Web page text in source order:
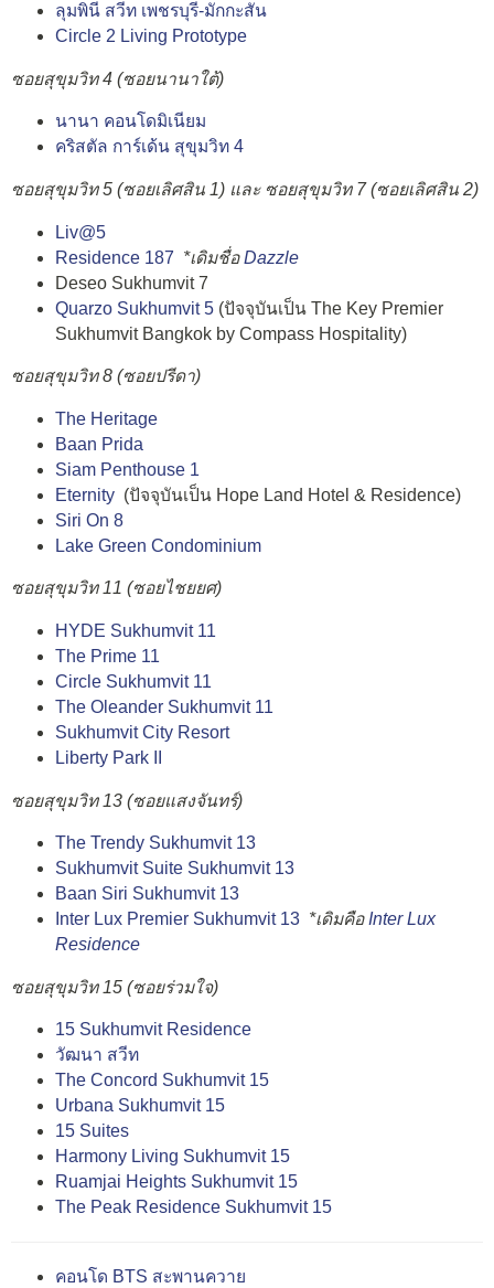
ลุมพินี สวีท เพชรบุรี-มักกะสัน
Circle 2 Living Prototype
ซอยสุขุมวิท 4 (ซอยนานาใต้)
นานา คอนโดมิเนียม
คริสตัล การ์เด้น สุขุมวิท 4
ซอยสุขุมวิท 5 (ซอยเลิศสิน 1) และ ซอยสุขุมวิท 7 (ซอยเลิศสิน 2)
Liv@5
Residence 187 *เดิมชื่อDazzle
Deseo Sukhumvit 7
Quarzo Sukhumvit 5 (ปัจจุบันเป็น The Key Premier
Sukhumvit Bangkok by Compass Hospitality)
ซอยสุขุมวิท 8 (ซอยปรีดา)
The Heritage
Baan Prida
Siam Penthouse 1
Eternity (ปัจจุบันเป็น Hope Land Hotel & Residence)
Siri On 8
Lake Green Condominium
ซอยสุขุมวิท 11 (ซอยไชยยศ)
HYDE Sukhumvit 11
The Prime 11
Circle Sukhumvit 11
The Oleander Sukhumvit 11
Sukhumvit City Resort
Liberty Park II
ซอยสุขุมวิท 13 (ซอยแสงจันทร์)
The Trendy Sukhumvit 13
Sukhumvit Suite Sukhumvit 13
Baan Siri Sukhumvit 13
Inter Lux Premier Sukhumvit 13 *เดิมคือ Inter Lux
Residence
ซอยสุขุมวิท 15 (ซอยร่วมใจ)
15 Sukhumvit Residence
วัฒนา สวีท
The Concord Sukhumvit 15
Urbana Sukhumvit 15
15 Suites
Harmony Living Sukhumvit 15
Ruamjai Heights Sukhumvit 15
The Peak Residence Sukhumvit 15
คอนโด BTS สะพานควาย